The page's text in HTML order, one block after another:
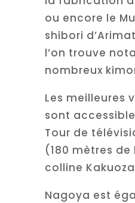
ou encore le
shibori
l’on trouve
nombreux
Les meilleures
sont
Tour de
(180 mètres
colline
Nagoya est